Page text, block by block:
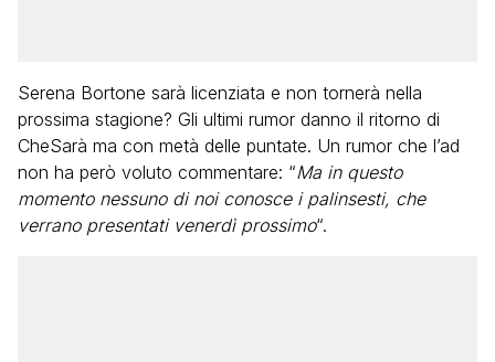
Serena Bortone sarà licenziata e non tornerà nella
prossima stagione? Gli ultimi rumor danno il ritorno di
CheSarà ma con metà delle puntate. Un rumor che l’ad
non ha però voluto commentare: “Ma in questo
momento nessuno di noi conosce i palinsesti, che
verrano presentati venerdì prossimo“.